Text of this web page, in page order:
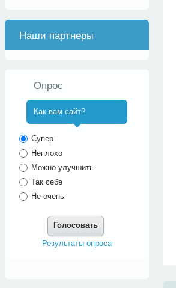
Наши партнеры
Опрос
Как вам сайт?
Супер
Неплохо
Можно улучшить
Так себе
Не очень
Голосовать
Результаты опроса